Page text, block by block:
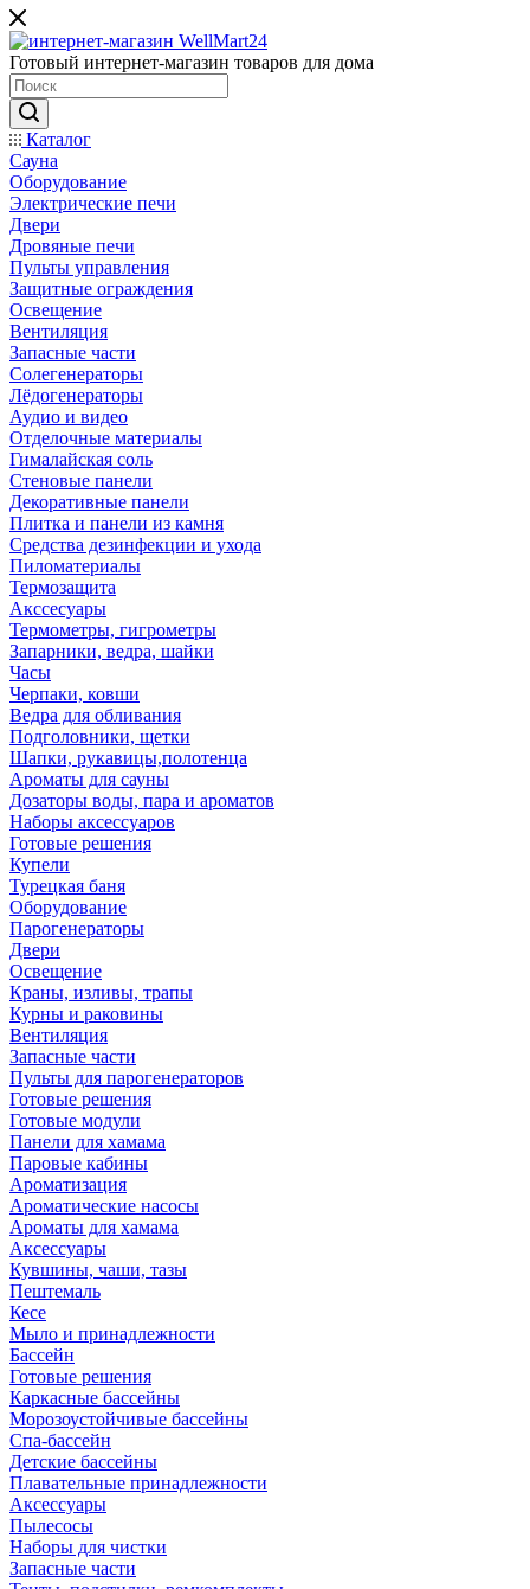
Готовый интернет-магазин товаров для дома
Каталог
Сауна
Оборудование
Электрические печи
Двери
Дровяные печи
Пульты управления
Защитные ограждения
Освещение
Вентиляция
Запасные части
Солегенераторы
Лёдогенераторы
Аудио и видео
Отделочные материалы
Гималайская соль
Стеновые панели
Декоративные панели
Плитка и панели из камня
Средства дезинфекции и ухода
Пиломатериалы
Термозащита
Аксcесуары
Термометры, гигрометры
Запарники, ведра, шайки
Часы
Черпаки, ковши
Ведра для обливания
Подголовники, щетки
Шапки, рукавицы,полотенца
Ароматы для сауны
Дозаторы воды, пара и ароматов
Наборы аксессуаров
Готовые решения
Купели
Турецкая баня
Оборудование
Парогенераторы
Двери
Освещение
Краны, изливы, трапы
Курны и раковины
Вентиляция
Запасные части
Пульты для парогенераторов
Готовые решения
Готовые модули
Панели для хамама
Паровые кабины
Ароматизация
Ароматические насосы
Ароматы для хамама
Аксессуары
Кувшины, чаши, тазы
Пештемаль
Кесе
Мыло и принадлежности
Бассейн
Готовые решения
Каркасные бассейны
Морозоустойчивые бассейны
Спа-бассейн
Детские бассейны
Плавательные принадлежности
Аксессуары
Пылесосы
Наборы для чистки
Запасные части